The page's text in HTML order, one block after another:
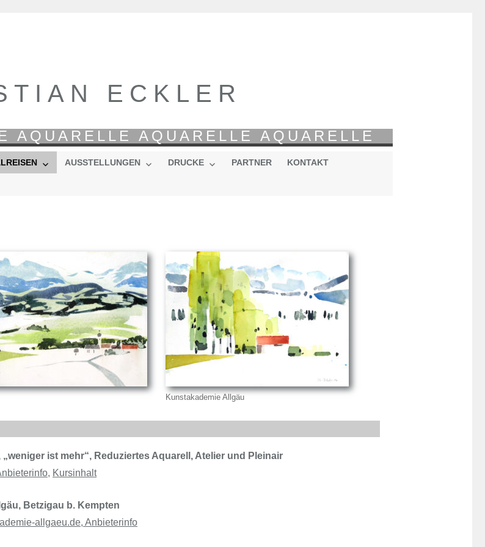
ECKLER
AQUARELLE AQUARELLE AQUARELLE
AUSSTELLUNGEN DRUCKE PARTNER KONTAKT
Kunstakademie Allgäu
ist mehr“, Reduziertes Aquarell, Atelier und Pleinair
, Kursinhalt
Betzigau b. Kempten
allgaeu.de, Anbieterinfo